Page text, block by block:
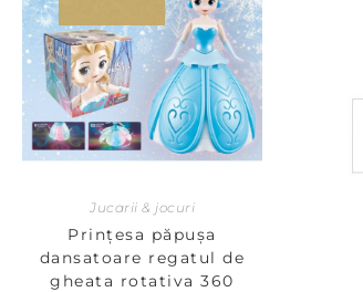
Jucarii & jocuri
Prințesa păpușa
dansatoare regatul de
gheata rotativa 360